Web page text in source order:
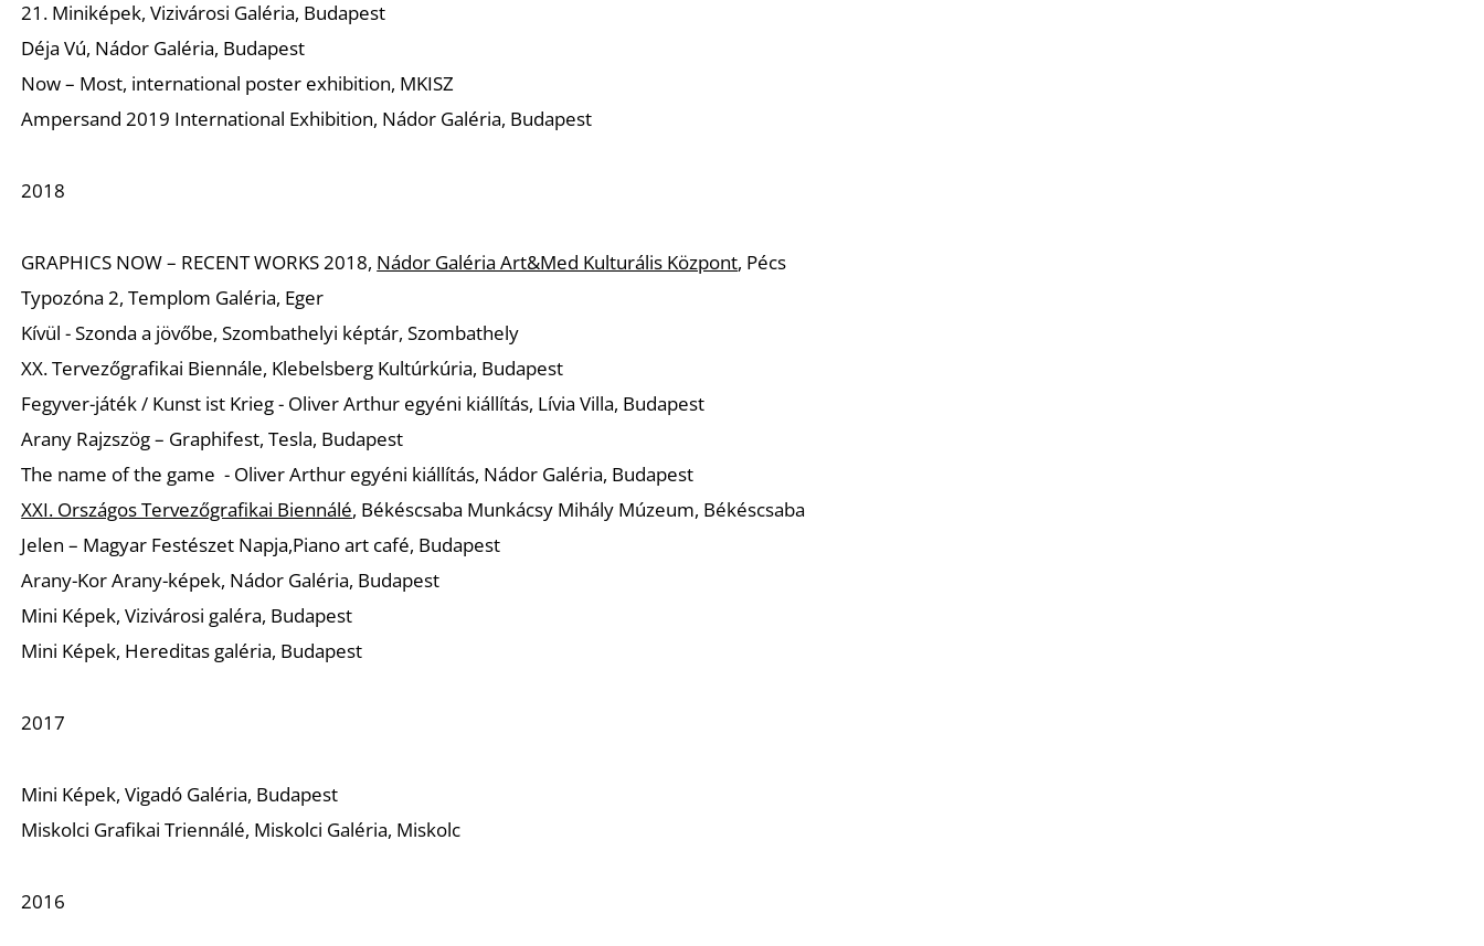
21. Miniképek, Vizivárosi Galéria, Budapest
Déja Vú, Nádor Galéria, Budapest
Now – Most, international poster exhibition, MKISZ
Ampersand 2019 International Exhibition, Nádor Galéria, Budapest
2018
GRAPHICS NOW – RECENT WORKS 2018, Nádor Galéria Art&Med Kulturális Központ, Pécs
Typozóna 2, Templom Galéria, Eger
Kívül - Szonda a jövőbe, Szombathelyi képtár, Szombathely
XX. Tervezőgrafikai Biennále, Klebelsberg Kultúrkúria, Budapest
Fegyver-játék / Kunst ist Krieg - Oliver Arthur egyéni kiállítás, Lívia Villa, Budapest
Arany Rajzszög – Graphifest, Tesla, Budapest
The name of the game - Oliver Arthur egyéni kiállítás, Nádor Galéria, Budapest
XXI. Országos Tervezőgrafikai Biennálé, Békéscsaba Munkácsy Mihály Múzeum, Békéscsaba
Jelen – Magyar Festészet Napja,Piano art café, Budapest
Arany-Kor Arany-képek, Nádor Galéria, Budapest
Mini Képek, Vizivárosi galéra, Budapest
Mini Képek, Hereditas galéria, Budapest
2017
Mini Képek, Vigadó Galéria, Budapest
Miskolci Grafikai Triennálé, Miskolci Galéria, Miskolc
2016